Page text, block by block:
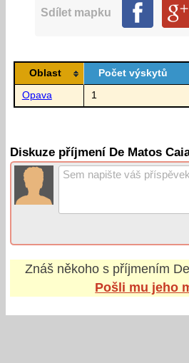
Sdílet mapku
Oblast Počet výskytů
Opava 1
Diskuze příjmení De Matos
Znáš někoho s příjmením
Pošli mu jeho